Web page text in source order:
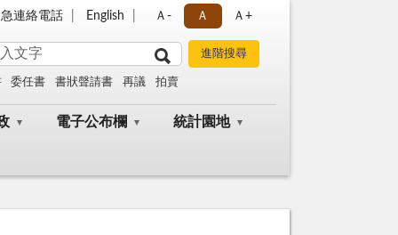
連絡電話 English Ａ- Ａ Ａ+
委任書 書狀聲請書 再議 拍賣
電子公布欄 統計園地